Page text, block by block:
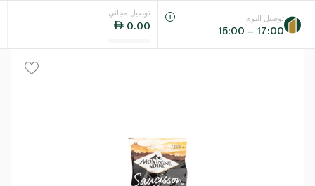
اللغة عر توصيل مجاني
0.00
توصيل اليوم
15:00 – 17:00